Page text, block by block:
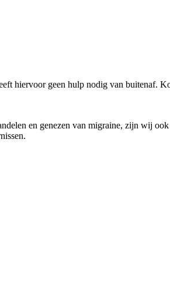
hiervoor geen hulp nodig van buitenaf.
en genezen van migraine, zijn wij